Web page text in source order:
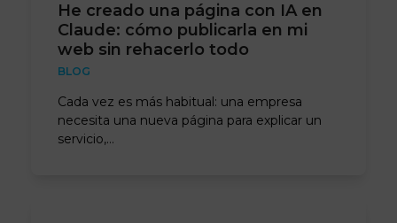
He creado una página con IA en
Claude: cómo publicarla en mi
web sin rehacerlo todo
BLOG
Cada vez es más habitual: una empresa
necesita una nueva página para explicar un
servicio,…